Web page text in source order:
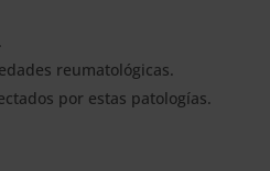
reumatológicas.
por estas patologías.